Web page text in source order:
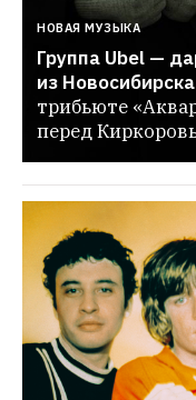
НОВАЯ МУЗЫКА
Группа Ubel —
из Новосибирска
трибьюте
перед